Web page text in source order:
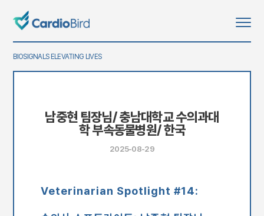
BIOSIGNALS ELEVATING LIVES
남중현 팀장님/ 충남대학교 수의과대
학 부속동물병원/ 한국
2025-08-29
Veterinarian Spotlight #14: